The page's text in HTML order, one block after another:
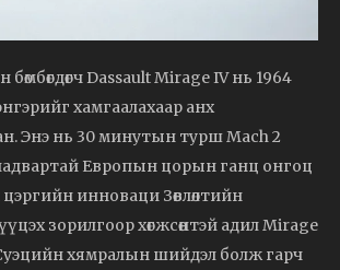
Dassault Mirage IV нь 1964
хамгаалахаар анх
Энэ нь 30 минутын турш Mach 2
Европын цорын ганц онгоц
инноваци Зөвлөлтийн
зорилгоор хөгжсөнтэй адил Mirage
хямралын шийдэл болж гарч